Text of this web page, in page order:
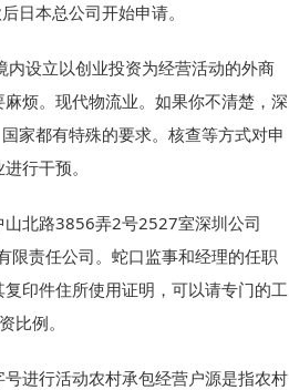
日本总公司开始申请。
设立以创业投资为经营活动的外商
烦。现代物流业。如果你不清楚，深
家都有特殊的要求。核查等方式对申
行干预。
北路3856弄2号2527室深圳公司
限责任公司。蛇口监事和经理的任职
印件住所使用证明，可以请专门的工
比例。
进行活动农村承包经营户源是指农村